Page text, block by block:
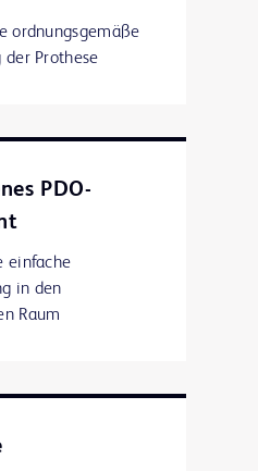
ordnungsgemäße
der Prothese
PDO-
einfache
in den
Raum